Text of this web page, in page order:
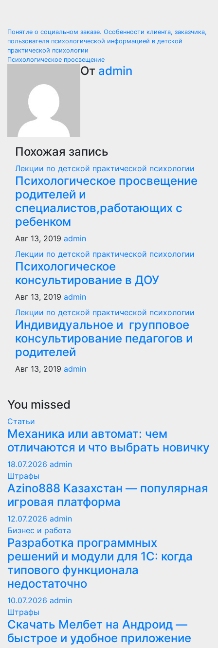
Навигация
по
Понятие о социальном заказе. Особенности клиента, заказчика,
пользователя психологической информацией в детской
практической психологии
Психологическое просвещение
От admin
Похожая запись
Лекции по детской практической психологии
Психологическое просвещение
родителей и
специалистов,работающих с
ребенком
Авг 13, 2019 admin
Лекции по детской практической психологии
Психологическое
консультирование в ДОУ
Авг 13, 2019 admin
Лекции по детской практической психологии
Индивидуальное и групповое
консультирование педагогов и
родителей
Авг 13, 2019 admin
You missed
Статьи
Механика или автомат: чем
отличаются и что выбрать новичку
18.07.2026 admin
Штрафы
Azino888 Казахстан — популярная
игровая платформа
12.07.2026 admin
Бизнес и работа
Разработка программных
решений и модули для 1С: когда
типового функционала
недостаточно
10.07.2026 admin
Штрафы
Скачать Мелбет на Андроид —
быстрое и удобное приложение